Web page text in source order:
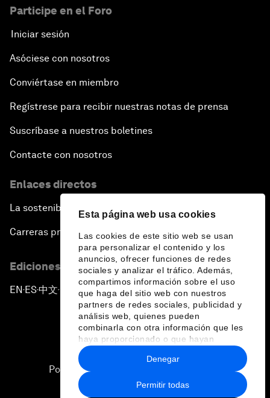
Esta página web usa cookies
Las cookies de este sitio web se usan
para personalizar el contenido y los
anuncios, ofrecer funciones de redes
sociales y analizar el tráfico. Además,
compartimos información sobre el uso
que haga del sitio web con nuestros
partners de redes sociales, publicidad y
análisis web, quienes pueden
combinarla con otra información que les
haya proporcionado o que hayan
recopilado a partir del uso que haya
hecho de sus servicios.
Permitir todas
Denegar
Participe en el Foro
Iniciar sesión
Asóciese con nosotros
Conviértase en miembro
Regístrese para recibir nuestras notas de prensa
Suscríbase a nuestros boletines
Contacte con nosotros
Enlaces directos
La sostenibilidad en el Foro
Carreras profesionales
Ediciones en otros idiomas
EN ▪ES▪中文▪ 日本語
Política de privacidad y normas de uso
Sitemap